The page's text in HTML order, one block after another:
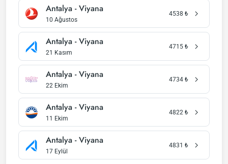
Antalya - Viyana
10 Ağustos
4538 ₺
Antalya - Viyana
21 Kasım
4715 ₺
Antalya - Viyana
22 Ekim
4734 ₺
Antalya - Viyana
11 Ekim
4822 ₺
Antalya - Viyana
17 Eylül
4831 ₺